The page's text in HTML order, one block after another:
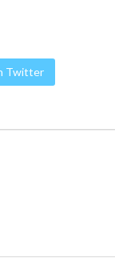
Twitter